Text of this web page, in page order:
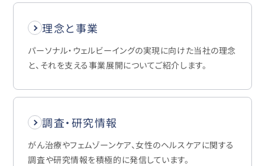
理念と事業
パーソナル・ウェルビーイングの実現に向けた当社の理念
と、それを支える事業展開についてご紹介します。
調査・研究情報
がん治療やフェムゾーンケア、女性のヘルスケアに関する
調査や研究情報を積極的に発信しています。